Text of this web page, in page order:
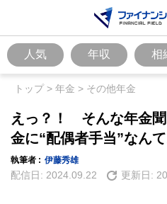
人気 年収 相
トップ> 年金 > その他年金
えっ？！ そんな年金
金に“配偶者手当”なん
執筆者 : 伊藤秀雄
配信日: 2024.09.22 更新日: